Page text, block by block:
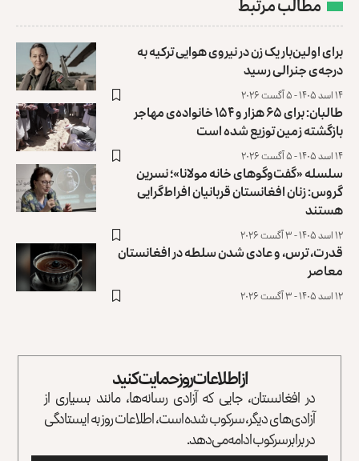
برای اولین‌بار یک زن در نیروی هوایی ترکیه به
درجه‌ی جنرالی رسید
۱۴ اسد ۱۴۰۵ - ۵ آگست ۲۰۲۶
طالبان: برای ۶۵ هزار و ۱۵۴ خانواده‌ی مهاجر
بازگشته زمین توزیع ‏شده است
۱۴ اسد ۱۴۰۵ - ۵ آگست ۲۰۲۶
سلسله «گفت‌وگوهای خانه مولانا»؛ نسرین
گروس: زنان افغانستان ‏قربانیان افراط‌گرایی
هستند
۱۲ اسد ۱۴۰۵ - ۳ آگست ۲۰۲۶
قدرت، ترس، و عادی ‌شدن سلطه در افغانستان
معاصر
۱۲ اسد ۱۴۰۵ - ۳ آگست ۲۰۲۶
از اطلاعات روز حمایت کنید
در افغانستان، جایی که آزادی رسانه‌ها، مانند بسیاری از
آزادی‌های دیگر، سرکوب شده است، اطلاعات روز به ایستادگی
در برابر سرکوب ادامه می‌دهد.